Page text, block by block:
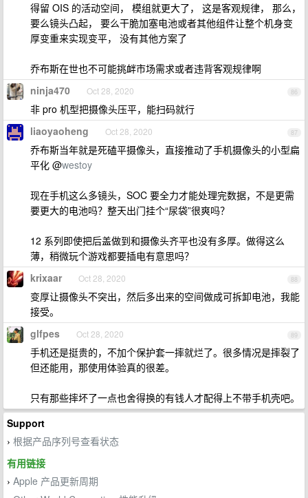
得留 OIS 的活动空间， 模组就更大了， 这是客观规律， 那么，
要么镜头凸起， 要么干脆加塞电池或者其他组件让整个机身变
厚变重来实现变平， 没有其他方案了
乔布斯在世也不可能挑衅市场需求或者违背客观规律啊
86
ninja470 Oct 28, 2020
非 pro 机型把摄像头压平，能扫码就行
87
liaoyaoheng Oct 28, 2020
乔布斯当年就是死磕平摄像头，直接推动了手机摄像头的小型扁
平化 @westoy
现在手机这么多镜头，SOC 要全力才能处理完数据，不是更需
要更大的电池吗？整天出门挂个“尿袋”很爽吗？
12 系列即使把后盖做到和摄像头齐平也没有多厚。做得这么
薄，稍微玩个游戏都要插电有意思吗？
88
krixaar Oct 28, 2020
变厚让摄像头不突出，然后多出来的空间做成可拆卸电池，我能
接受。
89
glfpes Oct 28, 2020
手机还是挺贵的，不加个保护套一摔就烂了。很多情况是摔裂了
但还能用，那使用体验真的很差。
只有那些摔坏了一点也舍得换的有钱人才配得上不带手机壳吧。
Support
› 根据产品序列号查看状态
有用链接
› Apple 产品更新周期